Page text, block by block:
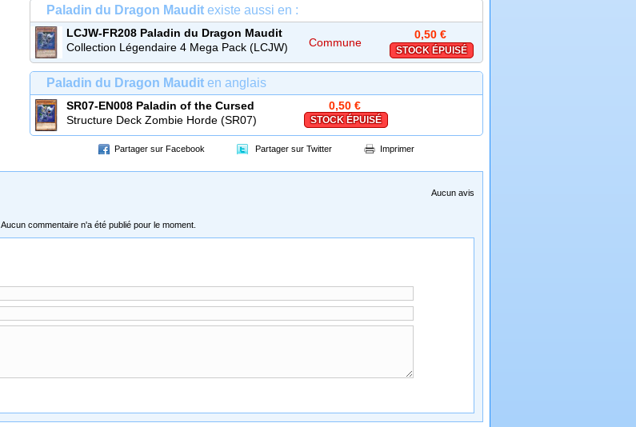
Paladin du Dragon Mauditexiste aussi en :
LCJW-FR208 Paladin du Dragon Maudit
Commune
Collection Légendaire 4 Mega Pack (LCJW) Commune
0,50 €
STOCK ÉPUISÉ
Paladin du Dragon Mauditen anglais
SR07-EN008 Paladin of the Cursed
Dragon
Structure Deck Zombie Horde (SR07)
0,50 €
STOCK ÉPUISÉ
Partager sur Facebook Partager sur Twitter
Imprimer
Aucun avis
Aucun commentaire n'a été publié pour le moment.